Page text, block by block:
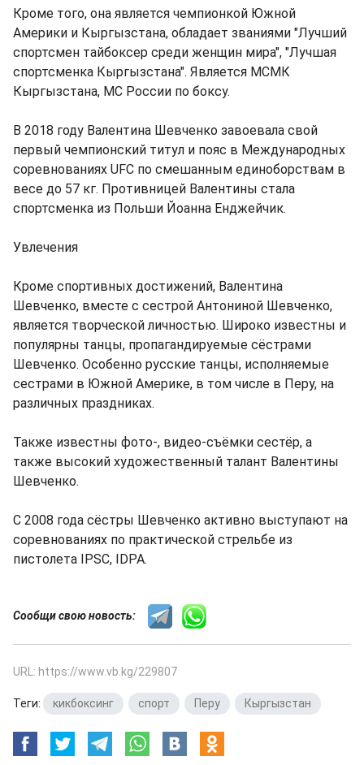
Кроме того, она является чемпионкой Южной
Америки и Кыргызстана, обладает званиями "Лучший
спортсмен тайбоксер среди женщин мира", "Лучшая
спортсменка Кыргызстана". Является МСМК
Кыргызстана, МС России по боксу.
В 2018 году Валентина Шевченко завоевала свой
первый чемпионский титул и пояс в Международных
соревнованиях UFC по смешанным единоборствам в
весе до 57 кг. Противницей Валентины стала
спортсменка из Польши Йоанна Енджейчик.
Увлечения
Кроме спортивных достижений, Валентина
Шевченко, вместе с сестрой Антониной Шевченко,
является творческой личностью. Широко известны и
популярны танцы, пропагандируемые сёстрами
Шевченко. Особенно русские танцы, исполняемые
сестрами в Южной Америке, в том числе в Перу, на
различных праздниках.
Также известны фото-, видео-съёмки сестёр, а
также высокий художественный талант Валентины
Шевченко.
С 2008 года сёстры Шевченко активно выступают на
соревнованиях по практической стрельбе из
пистолета IPSC, IDPA.
Сообщи свою новость:
URL: https://www.vb.kg/229807
Теги: кикбоксинг спорт Перу Кыргызстан